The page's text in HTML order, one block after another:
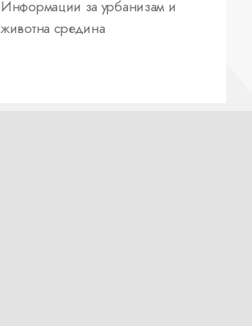
Информации за урбанизам и
животна средина